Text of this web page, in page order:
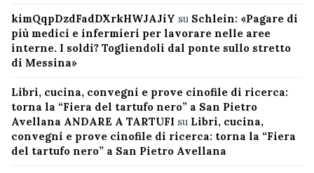
kimQqpDzdFadDXrkHWJAJiY su Schlein: «Pagare di
più medici e infermieri per lavorare nelle aree
interne. I soldi? Togliendoli dal ponte sullo stretto
di Messina»
Libri, cucina, convegni e prove cinofile di ricerca:
torna la “Fiera del tartufo nero” a San Pietro
Avellana ANDARE A TARTUFI su Libri, cucina,
convegni e prove cinofile di ricerca: torna la “Fiera
del tartufo nero” a San Pietro Avellana